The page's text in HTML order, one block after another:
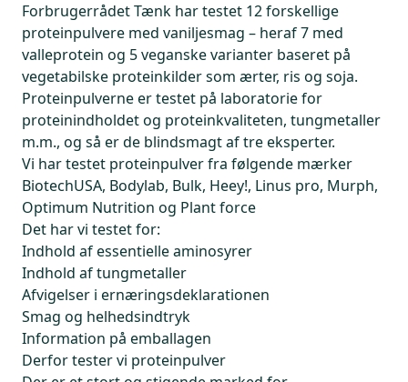
Forbrugerrådet Tænk har testet 12 forskellige
proteinpulvere med vaniljesmag – heraf 7 med
valleprotein og 5 veganske varianter baseret på
vegetabilske proteinkilder som ærter, ris og soja.
Proteinpulverne er testet på laboratorie for
proteinindholdet og proteinkvaliteten, tungmetaller
m.m., og så er de blindsmagt af tre eksperter.
Vi har testet proteinpulver fra følgende mærker
BiotechUSA, Bodylab, Bulk, Heey!, Linus pro, Murph,
Optimum Nutrition og Plant force
Det har vi testet for:
Indhold af essentielle aminosyrer
Indhold af tungmetaller
Afvigelser i ernæringsdeklarationen
Smag og helhedsindtryk
Information på emballagen
Derfor tester vi proteinpulver